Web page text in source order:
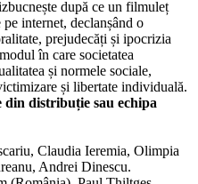
după ce un filmuleț
internet, declanșând o
prejudecăți și ipocrizia
în care societatea
și normele sociale,
și libertate individuală.
distribuție sau echipa
Claudia Ieremia, Olimpia
Andrei Dinescu.